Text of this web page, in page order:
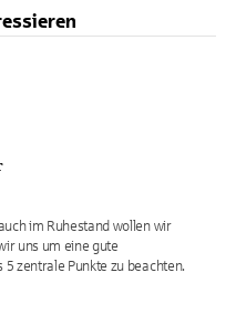
im Ruhestand wollen wir
uns um eine gute
zentrale Punkte zu beachten.